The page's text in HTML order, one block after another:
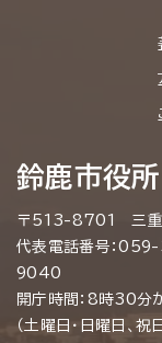
鈴鹿市役所
〒513-8701 三重
代表電話番号：
9040
開庁時間：8時30分
（土曜日・日曜日、